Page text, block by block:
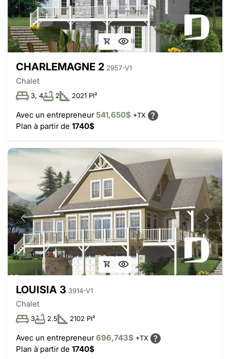
CHARLEMAGNE 2 2957-V1
Chalet
3, 4 2 2021 PI²
Avec un entrepreneur541,650$ +TX
Plan à partir de 1740$
LOUISIA 3 3914-V1
Chalet
3 2.5 2102 PI²
Avec un entrepreneur696,743$ +TX
Plan à partir de 1740$